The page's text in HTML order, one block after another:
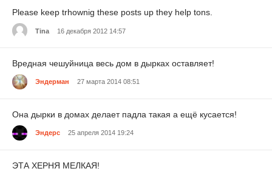
Please keep trhownig these posts up they help tons.
Tina 16 декабря 2012 14:57
Вредная чешуйница весь дом в дырках оставляет!
Эндерман 27 марта 2014 08:51
Она дырки в домах делает падла такая а ещё кусается!
Эндерс 25 апреля 2014 19:24
ЭТА ХЕРНЯ МЕЛКАЯ!